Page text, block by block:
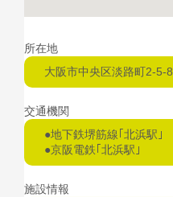
所在地
大阪市中央区淡路町2-5-8
交通機関
●地下鉄堺筋線｢北浜駅｣
●京阪電鉄｢北浜駅｣
施設情報